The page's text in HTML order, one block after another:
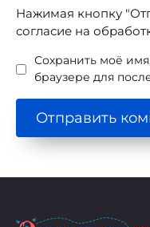
Нажимая кнопку
согласие на
Сохранить моё
браузере для